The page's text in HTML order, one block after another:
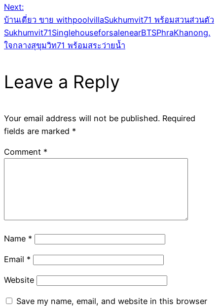
Next:
บ้านเดี่ยว ขาย withpoolvillaSukhumvit71 พร้อมสวนส่วนตัว
Sukhumvit71SinglehouseforsalenearBTSPhraKhanong,
ใจกลางสุขุมวิท71 พร้อมสระว่ายน้ำ
Leave a Reply
Your email address will not be published. Required
fields are marked *
Comment *
Name *
Email *
Website
Save my name, email, and website in this browser